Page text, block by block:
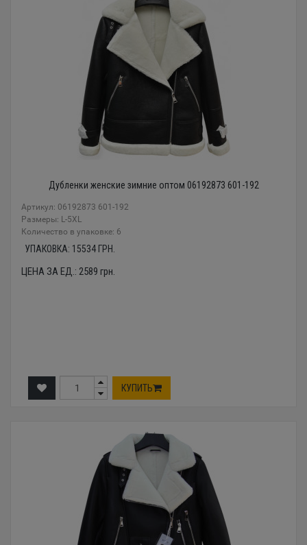
Дубленки женские зимние оптом 06192873 601-192
Артикул: 06192873 601-192
Размеры: L-5XL
Количество в упаковке: 6
УПАКОВКА: 15534 ГРН.
ЦЕНА ЗА ЕД.: 2589 грн.
КУПИТЬ